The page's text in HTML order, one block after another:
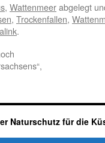
, Wattenmeerabgelegt
, Trockenfallen,
.
Naturschutz für die